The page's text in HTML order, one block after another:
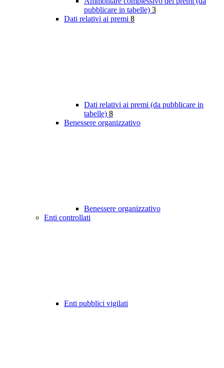
pubblicare in tabelle) 3
Dati relativi ai premi 8
Dati relativi ai premi (da pubblicare in
tabelle) 8
Benessere organizzativo
Benessere organizzativo
Enti controllati
Enti pubblici vigilati